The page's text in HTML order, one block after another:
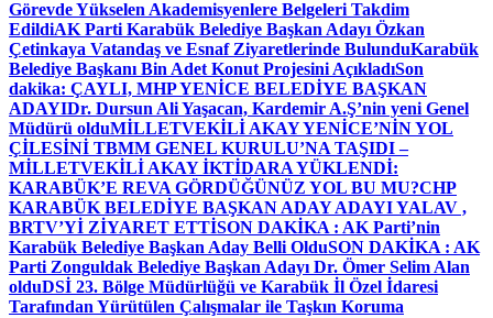
Görevde Yükselen Akademisyenlere Belgeleri Takdim
EdildiAK Parti Karabük Belediye Başkan Adayı Özkan
Çetinkaya Vatandaş ve Esnaf Ziyaretlerinde BulunduKarabük
Belediye Başkanı Bin Adet Konut Projesini AçıkladıSon
dakika: ÇAYLI, MHP YENİCE BELEDİYE BAŞKAN
ADAYIDr. Dursun Ali Yaşacan, Kardemir A.Ş’nin yeni Genel
Müdürü olduMİLLETVEKİLİ AKAY YENİCE’NİN YOL
ÇİLESİNİ TBMM GENEL KURULU’NA TAŞIDI –
MİLLETVEKİLİ AKAY İKTİDARA YÜKLENDİ:
KARABÜK’E REVA GÖRDÜĞÜNÜZ YOL BU MU?CHP
KARABÜK BELEDİYE BAŞKAN ADAY ADAYI YALAV ,
BRTV’Yİ ZİYARET ETTİSON DAKİKA : AK Parti’nin
Karabük Belediye Başkan Aday Belli OlduSON DAKİKA : AK
Parti Zonguldak Belediye Başkan Adayı Dr. Ömer Selim Alan
olduDSİ 23. Bölge Müdürlüğü ve Karabük İl Özel İdaresi
Tarafından Yürütülen Çalışmalar ile Taşkın Koruma